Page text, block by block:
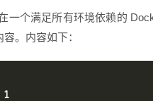
一个满足所有环境依赖的
。内容如下：
1